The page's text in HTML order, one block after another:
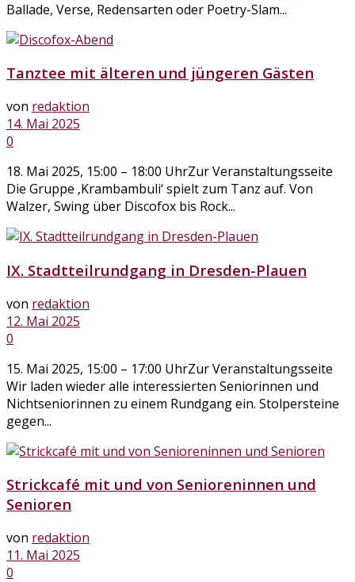
Ballade, Verse, Redensarten oder Poetry-Slam...
Tanztee mit älteren und jüngeren Gästen
von redaktion
14. Mai 2025
0
18. Mai 2025, 15:00 – 18:00 UhrZur Veranstaltungsseite
Die Gruppe ‚Krambambuli‘ spielt zum Tanz auf. Von
Walzer, Swing über Discofox bis Rock...
IX. Stadtteilrundgang in Dresden-Plauen
von redaktion
12. Mai 2025
0
15. Mai 2025, 15:00 – 17:00 UhrZur Veranstaltungsseite
Wir laden wieder alle interessierten Seniorinnen und
Nichtseniorinnen zu einem Rundgang ein. Stolpersteine
gegen...
Strickcafé mit und von Senioreninnen und
Senioren
von redaktion
11. Mai 2025
0